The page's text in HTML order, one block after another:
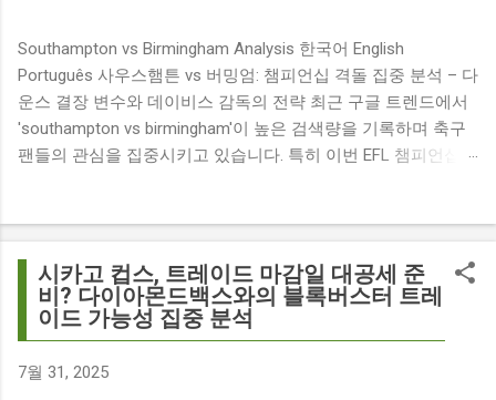
Southampton vs Birmingham Analysis 한국어 English
Português 사우스햄튼 vs 버밍엄: 챔피언십 격돌 집중 분석 – 다
운스 결장 변수와 데이비스 감독의 전략 최근 구글 트렌드에서
'southampton vs birmingham'이 높은 검색량을 기록하며 축구
팬들의 관심을 집중시키고 있습니다. 특히 이번 EFL 챔피언십
다음과 같습니다. The 9 players set to miss Southampton v
Birmingham City ft £7m striker Damion Downs : 사우스햄튼과
버밍엄 시티 경기에서 총 9명의 선수가 결장할 예정이며, 특히
700만 파운드 스트라이커 데미언 다운스의 결장은 사우스햄튼
에게 큰 타격이 될 것으로 보입니다. Southampton vs
시카고 컵스, 트레이드 마감일 대공세 준
비? 다이아몬드백스와의 블록버스터 트레
이드 가능성 집중 분석
7월 31, 2025